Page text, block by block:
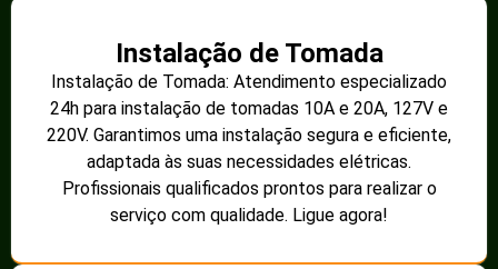
Instalação de Tomada
Instalação de Tomada: Atendimento especializado
24h para instalação de tomadas 10A e 20A, 127V e
220V. Garantimos uma instalação segura e eficiente,
adaptada às suas necessidades elétricas.
Profissionais qualificados prontos para realizar o
serviço com qualidade. Ligue agora!